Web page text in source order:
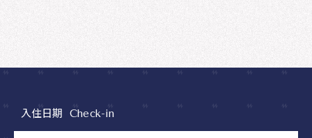
入住日期 Check-in